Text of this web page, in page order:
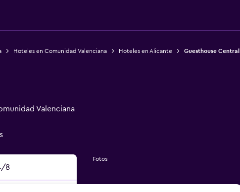
Hoteles en Comunidad Valenciana Hoteles en Alicante Guesthouse Central
Valenciana
8
Fotos